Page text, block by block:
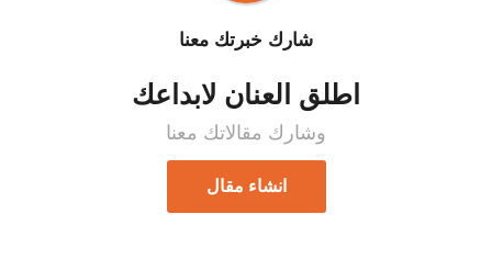
شارك خبرتك معنا
اطلق العنان لابداعك
وشارك مقالاتك معنا
انشاء مقال